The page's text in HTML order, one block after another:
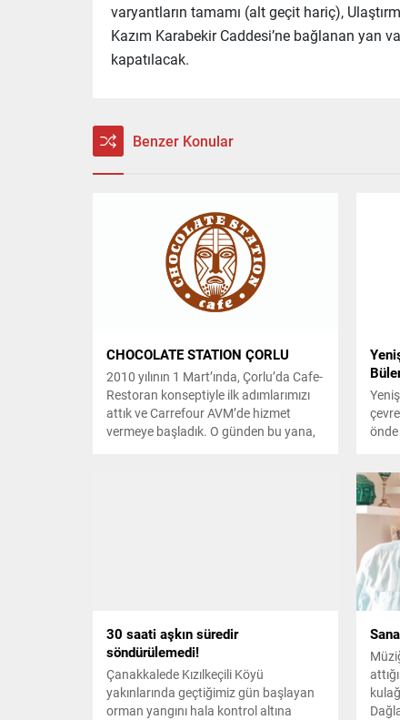
varyantların tamamı (alt geçit hariç),
Kazım Karabekir Caddesi’ne bağlanan yan
kapatılacak.
Benzer Konular
CHOCOLATE STATION ÇORLU
2010 yılının 1 Mart’ında, Çorlu’da Cafe-
Restoran konseptiyle ilk adımlarımızı
attık ve Carrefour AVM’de hizmet
vermeye başladık. O günden bu yana,
ve
30 saati aşkın süredir
söndürülemedi!
Çanakkalede Kızılkeçili Köyü
yakınlarında geçtiğimiz gün başlayan
orman yangını hala kontrol altına